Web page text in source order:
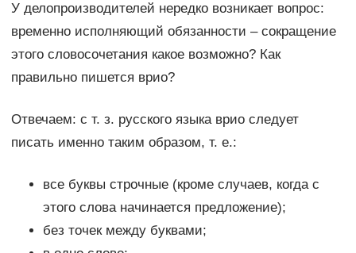
У делопроизводителей нередко возникает вопрос:
временно исполняющий обязанности – сокращение
этого словосочетания какое возможно? Как
правильно пишется врио?
Отвечаем: с т. з. русского языка врио следует
писать именно таким образом, т. е.:
все буквы строчные (кроме случаев, когда с
этого слова начинается предложение);
без точек между буквами;